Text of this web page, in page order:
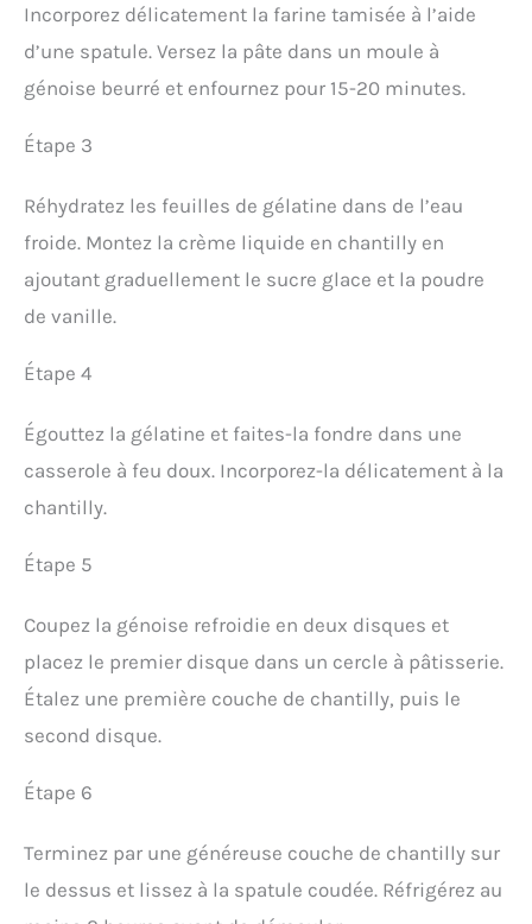
Incorporez délicatement la farine tamisée à l’aide
d’une spatule. Versez la pâte dans un moule à
génoise beurré et enfournez pour 15-20 minutes.
Étape 3
Réhydratez les feuilles de gélatine dans de l’eau
froide. Montez la crème liquide en chantilly en
ajoutant graduellement le sucre glace et la poudre
de vanille.
Étape 4
Égouttez la gélatine et faites-la fondre dans une
casserole à feu doux. Incorporez-la délicatement à la
chantilly.
Étape 5
Coupez la génoise refroidie en deux disques et
placez le premier disque dans un cercle à pâtisserie.
Étalez une première couche de chantilly, puis le
second disque.
Étape 6
Terminez par une généreuse couche de chantilly sur
le dessus et lissez à la spatule coudée. Réfrigérez au